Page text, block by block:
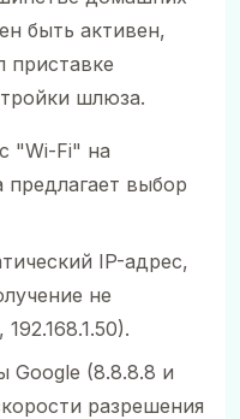
быть активен,
приставке
шлюза.
"Wi-Fi" на
выбор
IP-адрес,
не
Google (8.8.8.8 и
разрешения